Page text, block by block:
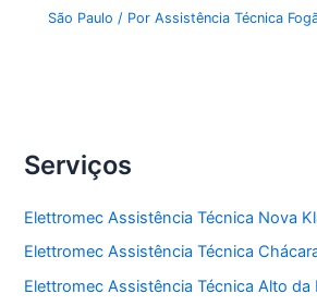
São Paulo / PorAssistência Técnica
Serviços
Elettromec Assistência Técnica Nova
Elettromec Assistência Técnica
Elettromec Assistência Técnica Alto da